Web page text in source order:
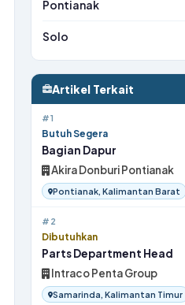
Pontianak
Solo
Artikel Terkait
#1
Butuh Segera
Bagian Dapur
Akira Donburi Pontianak
Pontianak, Kalimantan Barat
#2
Dibutuhkan
Parts Department Head
Intraco Penta Group
Samarinda, Kalimantan Timur